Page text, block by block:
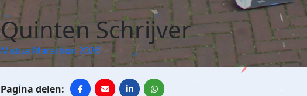
Quinten Schrijver
Mutua Marathon 2026